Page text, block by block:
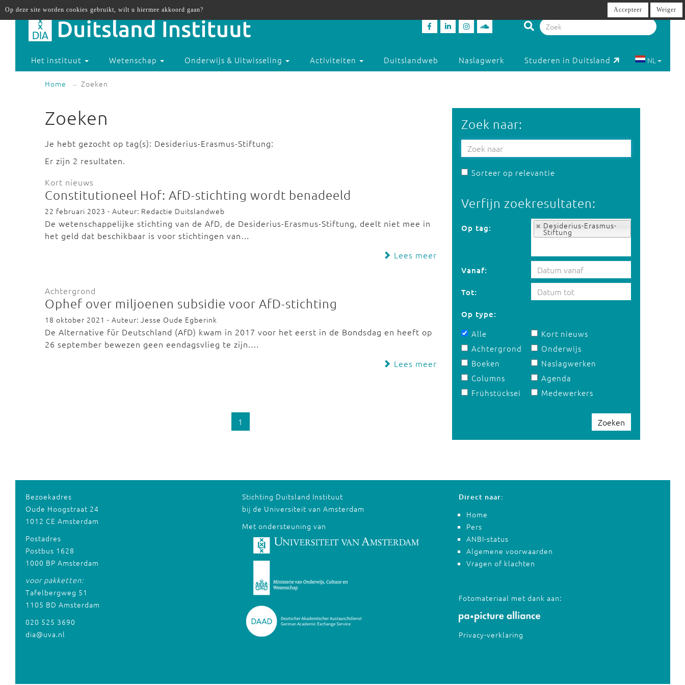
Het instituut Wetenschap Onderwijs & Uitwisseling Activiteiten Duitslandweb Naslagwerk Studeren in Duitsland NL
Home Zoeken
Zoeken
Je hebt gezocht op tag(s): Desiderius-Erasmus-Stiftung:
Er zijn 2 resultaten.
Kort nieuws
Constitutioneel Hof: AfD-stichting wordt benadeeld
22 februari 2023 - Auteur: Redactie Duitslandweb
De wetenschappelijke stichting van de AfD, de Desiderius-Erasmus-Stiftung, deelt niet mee in
het geld dat beschikbaar is voor stichtingen van…
Lees meer
Achtergrond
Ophef over miljoenen subsidie voor AfD-stichting
18 oktober 2021 - Auteur: Jesse Oude Egberink
De Alternative für Deutschland (AfD) kwam in 2017 voor het eerst in de Bondsdag en heeft op
26 september bewezen geen eendagsvlieg te zijn.…
Lees meer
1
Zoek naar:
Sorteer op relevantie
Verfijn zoekresultaten:
Op tag: Desiderius-Erasmus-
Stiftung
Op tag:
Vanaf:
Tot:
Op type:
Alle
Achtergrond
Boeken
Columns
Frühstücksei
Kort nieuws
Onderwijs
Naslagwerken
Agenda
Medewerkers
Zoeken
Bezoekadres
Oude Hoogstraat 24
1012 CE Amsterdam
Postadres
Postbus 1628
1000 BP Amsterdam
voor pakketten:
Tafelbergweg 51
1105 BD Amsterdam
020 525 3690
dia@uva.nl
Stichting Duitsland Instituut
bij de Universiteit van Amsterdam
Met ondersteuning van
Direct naar:
Home
Pers
ANBI-status
Algemene voorwaarden
Vragen of klachten
Fotomateriaal met dank aan:
Privacy-verklaring
Op deze site worden cookies gebruikt, wilt u hiermee akkoord gaan? Accepteer Weiger